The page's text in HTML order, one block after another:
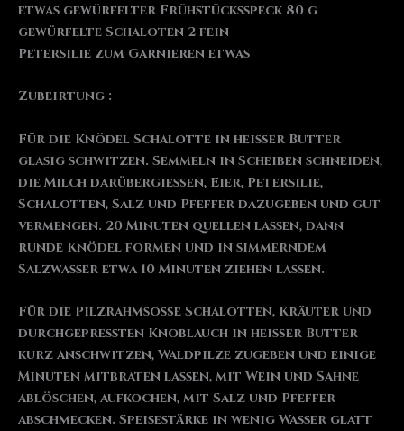
etwas gewürfelter Frühstücksspeck 80 g
gewürfelte Schaloten 2 fein
Petersilie zum Garnieren etwas
Zubeirtung :
Für die Knödel Schalotte in heißer Butter
glasig schwitzen. Semmeln in Scheiben schneiden,
die Milch darübergießen, Eier, Petersilie,
Schalotten, Salz und Pfeffer dazugeben und gut
vermengen. 20 Minuten quellen lassen, dann
runde Knödel formen und in simmerndem
Salzwasser etwa 10 Minuten ziehen lassen.
Für die Pilzrahmsoße Schalotten, Kräuter und
durchgepressten Knoblauch in heißer Butter
kurz anschwitzen, Waldpilze zugeben und einige
Minuten mitbraten lassen, mit Wein und Sahne
ablöschen, aufkochen, mit Salz und Pfeffer
abschmecken. Speisestärke in wenig Wasser glatt